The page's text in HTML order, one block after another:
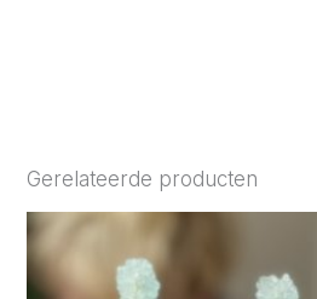
Gerelateerde producten